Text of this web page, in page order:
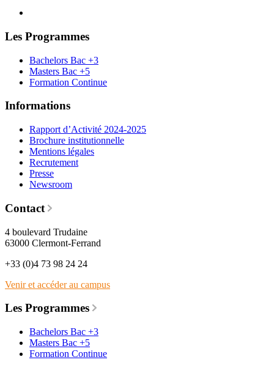
Les Programmes
Bachelors Bac +3
Masters Bac +5
Formation Continue
Informations
Rapport d’Activité 2024-2025
Brochure institutionnelle
Mentions légales
Recrutement
Presse
Newsroom
Contact
4 boulevard Trudaine
63000 Clermont-Ferrand
+33 (0)4 73 98 24 24
Venir et accéder au campus
Les Programmes
Bachelors Bac +3
Masters Bac +5
Formation Continue